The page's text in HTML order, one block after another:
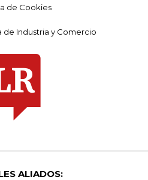
de Cookies
Industria y Comercio
ALIADOS: